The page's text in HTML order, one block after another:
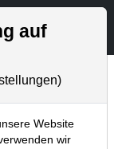
und Artikelsuche
auf
Website
wir